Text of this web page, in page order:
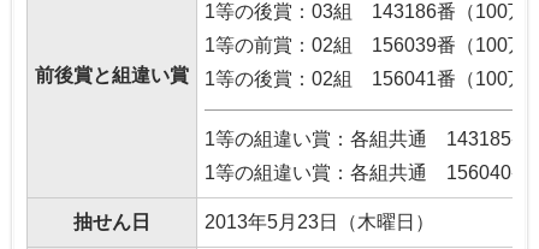
前後賞と組違い賞
1等の後賞：03組 143186番（100万
1等の前賞：02組 156039番（100万
1等の後賞：02組 156041番（100万
1等の組違い賞：各組共通 143185番
1等の組違い賞：各組共通 156040番
抽せん日 2013年5月23日（木曜日）